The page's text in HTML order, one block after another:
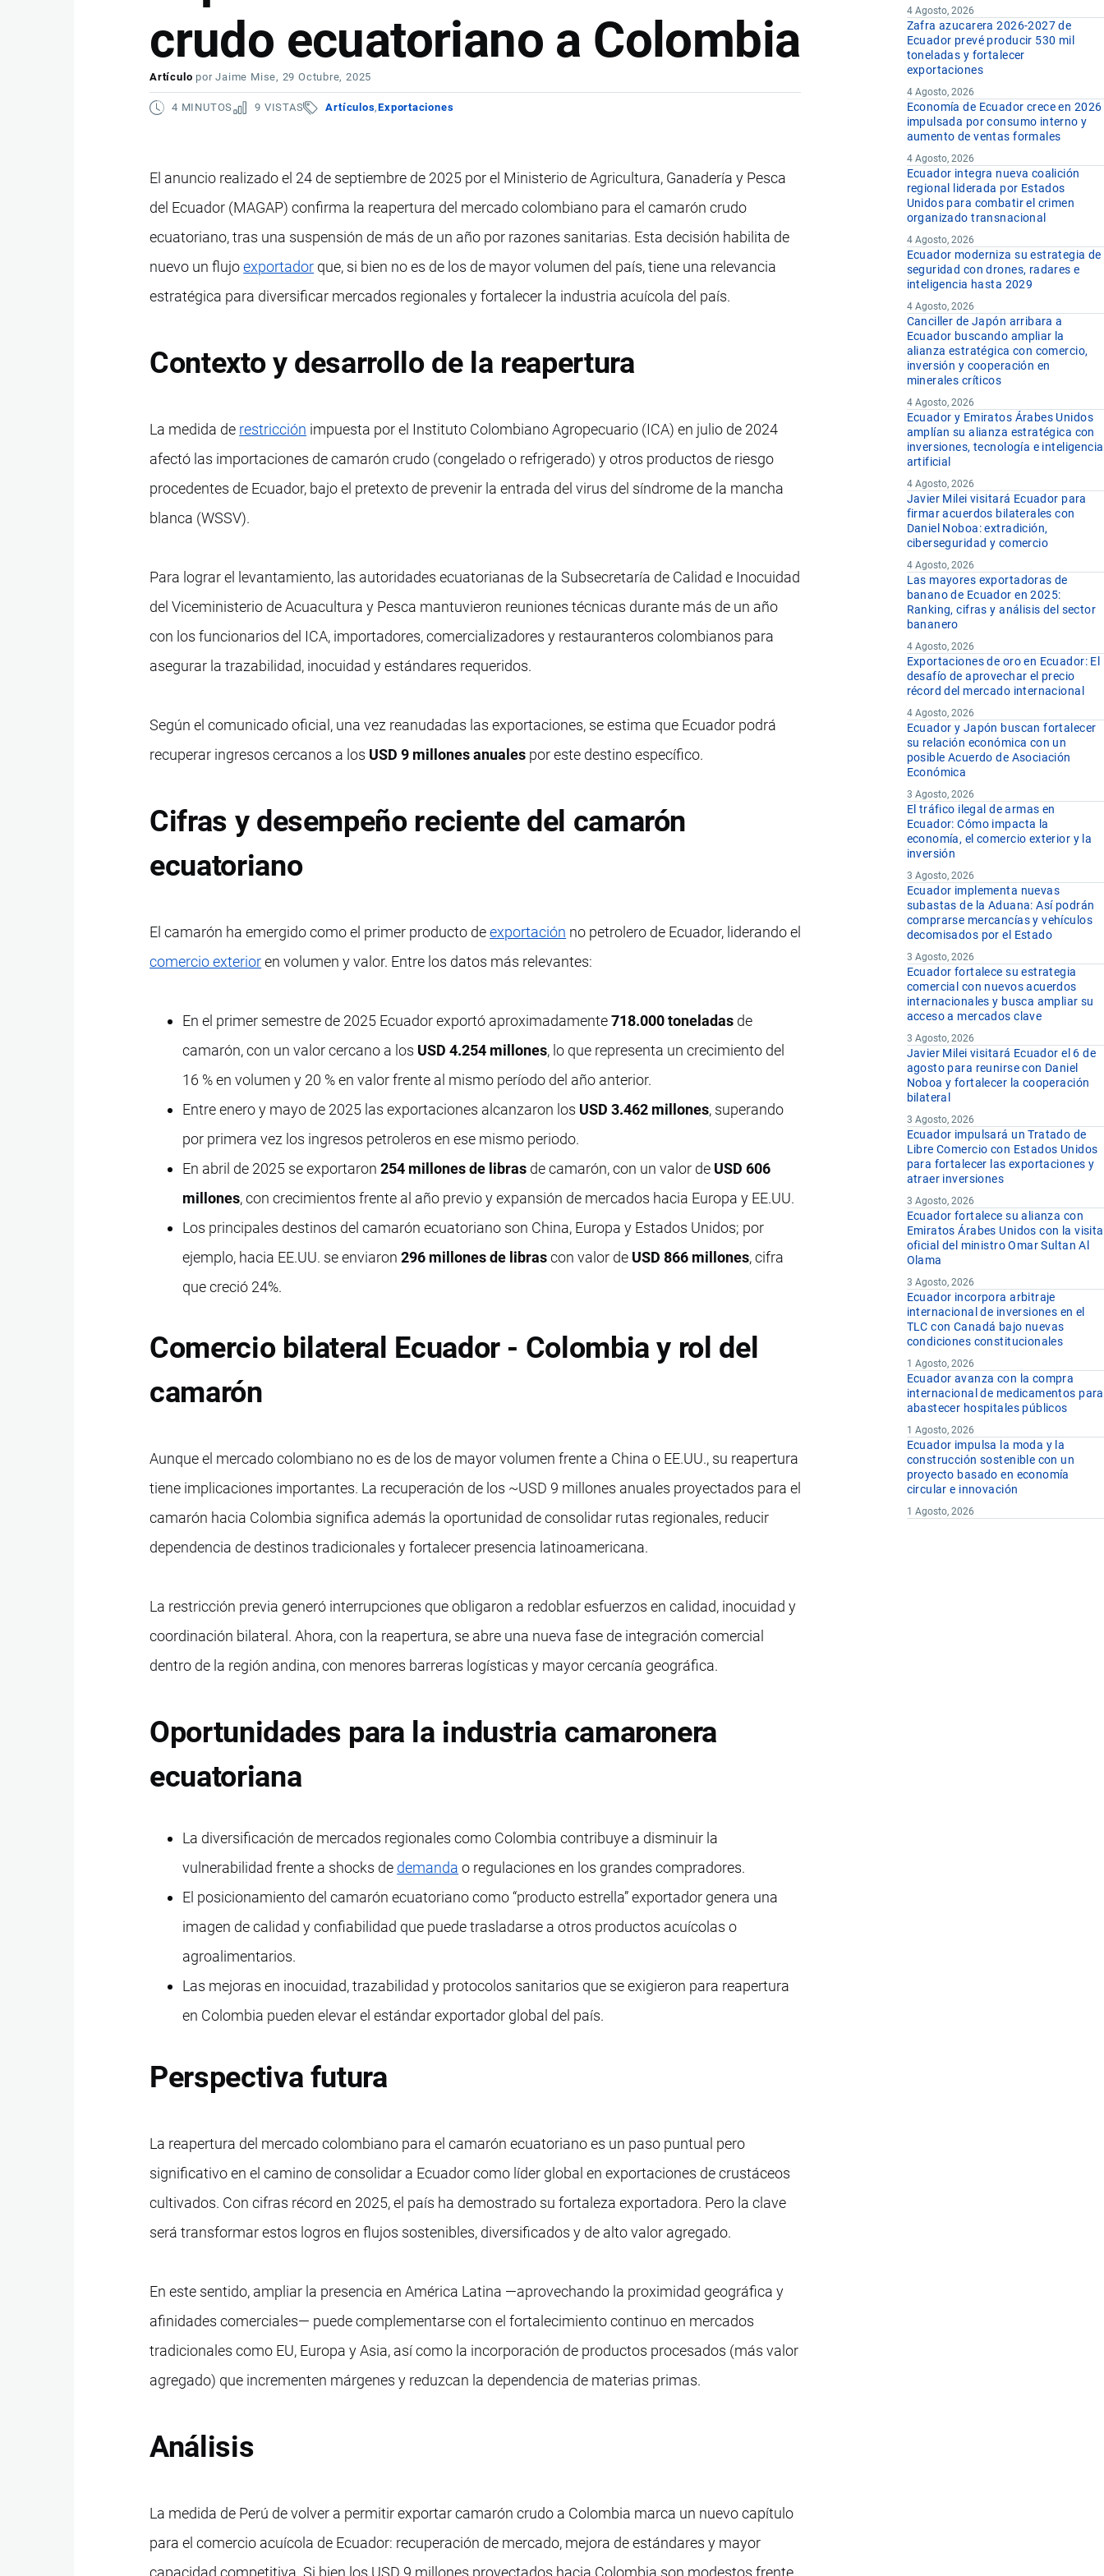
crudo ecuatoriano a Colombia
Artículo porJaime Mise, 29 Octubre, 2025
4 MINUTOS 9 VISTAS Artículos Exportaciones
El anuncio realizado el 24 de septiembre de 2025 por el Ministerio de Agricultura, Ganadería y Pesca
del Ecuador (MAGAP) confirma la reapertura del mercado colombiano para el camarón crudo
ecuatoriano, tras una suspensión de más de un año por razones sanitarias. Esta decisión habilita de
nuevo un flujoexportador que, si bien no es de los de mayor volumen del país, tiene una relevancia
estratégica para diversificar mercados regionales y fortalecer la industria acuícola del país.
Contexto y desarrollo de la reapertura
La medida de restricción impuesta por el Instituto Colombiano Agropecuario (ICA) en julio de 2024
afectó las importaciones de camarón crudo (congelado o refrigerado) y otros productos de riesgo
procedentes de Ecuador, bajo el pretexto de prevenir la entrada del virus del síndrome de la mancha
blanca (WSSV).
Para lograr el levantamiento, las autoridades ecuatorianas de la Subsecretaría de Calidad e Inocuidad
del Viceministerio de Acuacultura y Pesca mantuvieron reuniones técnicas durante más de un año
con los funcionarios del ICA, importadores, comercializadores y restauranteros colombianos para
asegurar la trazabilidad, inocuidad y estándares requeridos.
Según el comunicado oficial, una vez reanudadas las exportaciones, se estima que Ecuador podrá
recuperar ingresos cercanos a los USD 9 millones anuales por este destino específico.
Cifras y desempeño reciente del camarón
ecuatoriano
El camarón ha emergido como el primer producto deexportación no petrolero de Ecuador, liderando el
comercio exterioren volumen y valor. Entre los datos más relevantes:
En el primer semestre de 2025 Ecuador exportó aproximadamente718.000 toneladas de
camarón, con un valor cercano a los USD 4.254 millones, lo que representa un crecimiento del
16 % en volumen y 20 % en valor frente al mismo período del año anterior.
Entre enero y mayo de 2025 las exportaciones alcanzaron los USD 3.462 millones, superando
por primera vez los ingresos petroleros en ese mismo periodo.
En abril de 2025 se exportaron254 millones de libras de camarón, con un valor de USD 606
millones, con crecimientos frente al año previo y expansión de mercados hacia Europa y EE.UU.
Los principales destinos del camarón ecuatoriano son China, Europa y Estados Unidos; por
ejemplo, hacia EE.UU. se enviaron296 millones de librascon valor de USD 866 millones, cifra
que creció 24%.
Comercio bilateral Ecuador - Colombia y rol del
camarón
Aunque el mercado colombiano no es de los de mayor volumen frente a China o EE.UU., su reapertura
tiene implicaciones importantes. La recuperación de los ~USD 9 millones anuales proyectados para el
camarón hacia Colombia significa además la oportunidad de consolidar rutas regionales, reducir
dependencia de destinos tradicionales y fortalecer presencia latinoamericana.
La restricción previa generó interrupciones que obligaron a redoblar esfuerzos en calidad, inocuidad y
coordinación bilateral. Ahora, con la reapertura, se abre una nueva fase de integración comercial
dentro de la región andina, con menores barreras logísticas y mayor cercanía geográfica.
Oportunidades para la industria camaronera
ecuatoriana
La diversificación de mercados regionales como Colombia contribuye a disminuir la
vulnerabilidad frente a shocks de demanda o regulaciones en los grandes compradores.
El posicionamiento del camarón ecuatoriano como “producto estrella” exportador genera una
imagen de calidad y confiabilidad que puede trasladarse a otros productos acuícolas o
agroalimentarios.
Las mejoras en inocuidad, trazabilidad y protocolos sanitarios que se exigieron para reapertura
en Colombia pueden elevar el estándar exportador global del país.
Perspectiva futura
La reapertura del mercado colombiano para el camarón ecuatoriano es un paso puntual pero
significativo en el camino de consolidar a Ecuador como líder global en exportaciones de crustáceos
cultivados. Con cifras récord en 2025, el país ha demostrado su fortaleza exportadora. Pero la clave
será transformar estos logros en flujos sostenibles, diversificados y de alto valor agregado.
En este sentido, ampliar la presencia en América Latina —aprovechando la proximidad geográfica y
afinidades comerciales— puede complementarse con el fortalecimiento continuo en mercados
tradicionales como EU, Europa y Asia, así como la incorporación de productos procesados (más valor
agregado) que incrementen márgenes y reduzcan la dependencia de materias primas.
Análisis
La medida de Perú de volver a permitir exportar camarón crudo a Colombia marca un nuevo capítulo
para el comercio acuícola de Ecuador: recuperación de mercado, mejora de estándares y mayor
capacidad competitiva. Si bien los USD 9 millones proyectados hacia Colombia son modestos frente
4 Agosto, 2026
Zafra azucarera 2026-2027 de
Ecuador prevé producir 530 mil
toneladas y fortalecer
exportaciones
4 Agosto, 2026
Economía de Ecuador crece en 2026
impulsada por consumo interno y
aumento de ventas formales
4 Agosto, 2026
Ecuador integra nueva coalición
regional liderada por Estados
Unidos para combatir el crimen
organizado transnacional
4 Agosto, 2026
Ecuador moderniza su estrategia de
seguridad con drones, radares e
inteligencia hasta 2029
4 Agosto, 2026
Canciller de Japón arribara a
Ecuador buscando ampliar la
alianza estratégica con comercio,
inversión y cooperación en
minerales críticos
4 Agosto, 2026
Ecuador y Emiratos Árabes Unidos
amplían su alianza estratégica con
inversiones, tecnología e inteligencia
artificial
4 Agosto, 2026
Javier Milei visitará Ecuador para
firmar acuerdos bilaterales con
Daniel Noboa: extradición,
ciberseguridad y comercio
4 Agosto, 2026
Las mayores exportadoras de
banano de Ecuador en 2025:
Ranking, cifras y análisis del sector
bananero
4 Agosto, 2026
Exportaciones de oro en Ecuador: El
desafío de aprovechar el precio
récord del mercado internacional
4 Agosto, 2026
Ecuador y Japón buscan fortalecer
su relación económica con un
posible Acuerdo de Asociación
Económica
3 Agosto, 2026
El tráfico ilegal de armas en
Ecuador: Cómo impacta la
economía, el comercio exterior y la
inversión
3 Agosto, 2026
Ecuador implementa nuevas
subastas de la Aduana: Así podrán
comprarse mercancías y vehículos
decomisados por el Estado
3 Agosto, 2026
Ecuador fortalece su estrategia
comercial con nuevos acuerdos
internacionales y busca ampliar su
acceso a mercados clave
3 Agosto, 2026
Javier Milei visitará Ecuador el 6 de
agosto para reunirse con Daniel
Noboa y fortalecer la cooperación
bilateral
3 Agosto, 2026
Ecuador impulsará un Tratado de
Libre Comercio con Estados Unidos
para fortalecer las exportaciones y
atraer inversiones
3 Agosto, 2026
Ecuador fortalece su alianza con
Emiratos Árabes Unidos con la visita
oficial del ministro Omar Sultan Al
Olama
3 Agosto, 2026
Ecuador incorpora arbitraje
internacional de inversiones en el
TLC con Canadá bajo nuevas
condiciones constitucionales
1 Agosto, 2026
Ecuador avanza con la compra
internacional de medicamentos para
abastecer hospitales públicos
1 Agosto, 2026
Ecuador impulsa la moda y la
construcción sostenible con un
proyecto basado en economía
circular e innovación
1 Agosto, 2026